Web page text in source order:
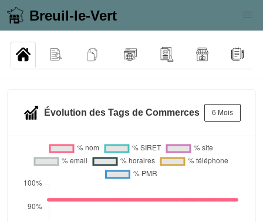
Breuil-le-Vert
Évolution des Tags de Commerces 6 Mois